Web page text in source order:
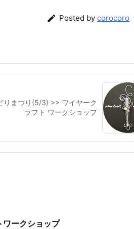
 Posted by corocoro
りまつり(5/3) >> ワイヤーク
ラフト ワークショップ
ークショップ